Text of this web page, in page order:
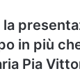
la
in più
Pia